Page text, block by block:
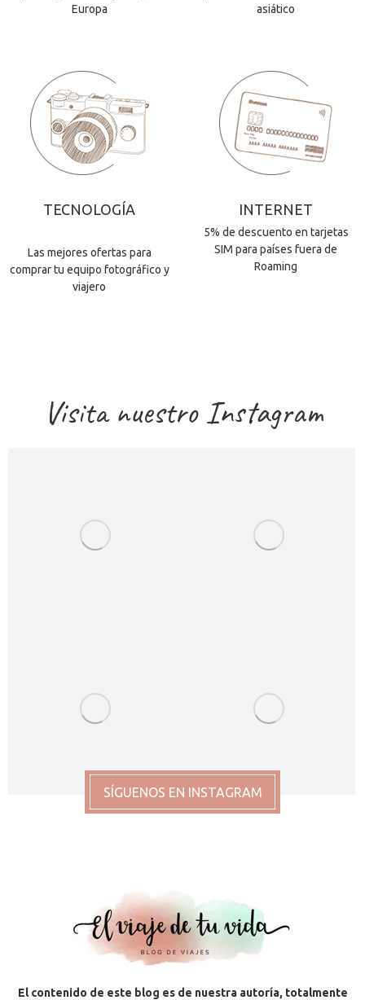
Europa
asiático
TECNOLOGÍA
Las mejores ofertas para
comprar tu equipo fotográfico y
viajero
INTERNET
5% de descuento en tarjetas
SIM para países fuera de
Roaming
Visita nuestro Instagram
SÍGUENOS EN INSTAGRAM
El contenido de este blog es de nuestra autoría, totalmente